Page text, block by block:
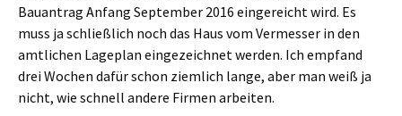
Bauantrag Anfang September 2016 eingereicht wird. Es
muss ja schließlich noch das Haus vom Vermesser in den
amtlichen Lageplan eingezeichnet werden. Ich empfand
drei Wochen dafür schon ziemlich lange, aber man weiß ja
nicht, wie schnell andere Firmen arbeiten.